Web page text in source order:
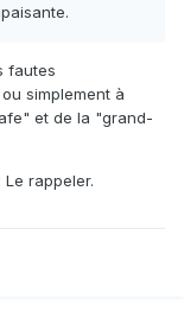
fautes
simplement à
et de la "grand-
rappeler.